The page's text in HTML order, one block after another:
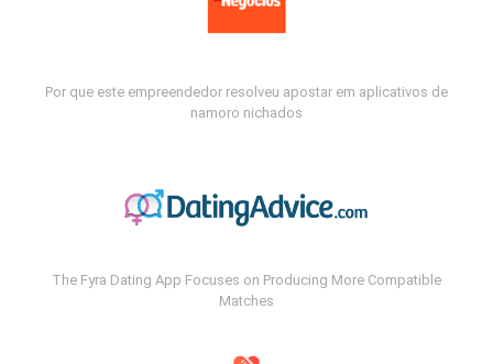
Por que este empreendedor resolveu apostar em aplicativos de
namoro nichados
The Fyra Dating App Focuses on Producing More Compatible
Matches